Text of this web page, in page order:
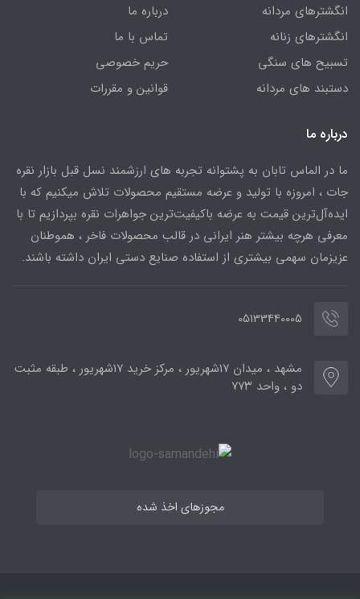
انگشترهای مردانه
انگشترهای زنانه
تسبیح های سنگی
دستبند های مردانه
درباره ما
تماس با ما
حریم خصوصی
قوانین و مقررات
درباره ما
ما در الماس تابان به پشتوانه تجربه های ارزشمند نسل قبل بازار نقره
جات ، امروزه با تولید و عرضه مستقیم محصولات تلاش میکنیم که با
ایده‌آل‌ترین قیمت به عرضه باکیفیت‌ترین جواهرات نقره بپردازیم تا با
معرفی هرچه بیشتر هنر ایرانی در قالب محصولات فاخر ، هموطنان
عزیزمان سهمی بیشتری از استفاده صنایع دستی ایران داشته باشند.
05133440005
مشهد ، میدان ۱۷شهریور ، مرکز خرید ۱۷شهریور ، طبقه مثبت
دو ، واحد ۷۷۳
مجوزهای اخذ شده